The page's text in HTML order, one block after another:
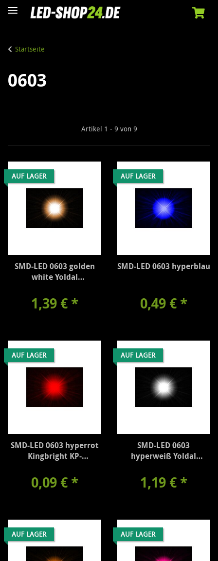
Startseite
0603
Artikel 1 - 9 von 9
AUF LAGER
SMD-LED 0603 golden
white Yoldal
1,39 € *
AUF LAGER
SMD-LED 0603 hyperblau
0,49 € *
AUF LAGER
SMD-LED 0603 hyperrot
Kingbright KP-
0,09 € *
AUF LAGER
SMD-LED 0603
hyperweiß Yoldal
1,19 € *
AUF LAGER AUF LAGER